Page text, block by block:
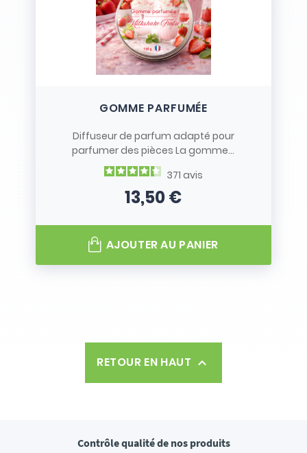
GOMME PARFUMÉE
Diffuseur de parfum adapté pour
parfumer des pièces La gomme...
371 avis
Prix
13,50 €
AJOUTER AU PANIER
RETOUR EN HAUT 
Contrôle qualitéde nos produits